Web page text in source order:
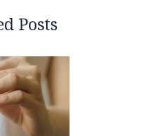
Posts